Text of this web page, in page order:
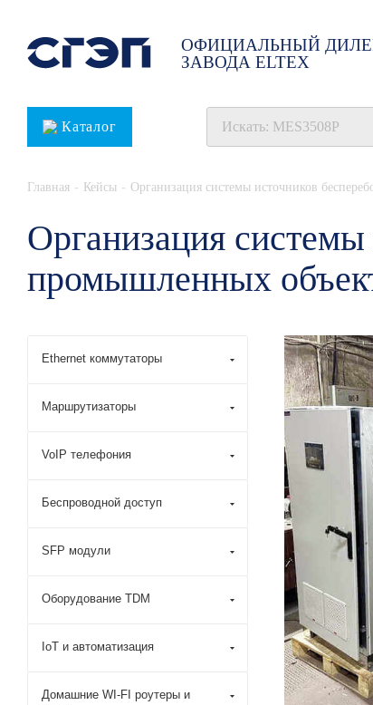
ОФИЦИАЛЬНЫЙ
ЗАВОДА ELTEX
Каталог
Главная - Кейсы - Организация системы источников
Организация
промышленных
Ethernet коммутаторы
Маршрутизаторы
VoIP телефония
Беспроводной доступ
SFP модули
Оборудование TDM
IoT и автоматизация
Домашние WI-FI роутеры и